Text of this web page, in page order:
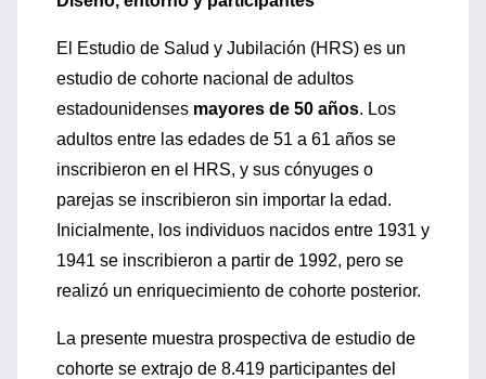
El Estudio de Salud y Jubilación (HRS) es un
estudio de cohorte nacional de adultos
estadounidenses mayores de 50 años. Los
adultos entre las edades de 51 a 61 años se
inscribieron en el HRS, y sus cónyuges o
parejas se inscribieron sin importar la edad.
Inicialmente, los individuos nacidos entre 1931 y
1941 se inscribieron a partir de 1992, pero se
realizó un enriquecimiento de cohorte posterior.
La presente muestra prospectiva de estudio de
cohorte se extrajo de 8.419 participantes del